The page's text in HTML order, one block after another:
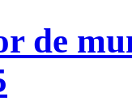
de